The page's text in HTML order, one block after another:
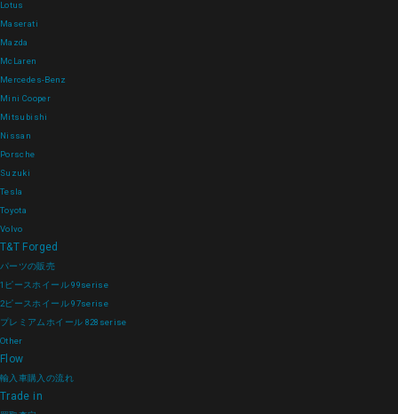
Lotus
Maserati
Mazda
McLaren
Mercedes-Benz
Mini Cooper
Mitsubishi
Nissan
Porsche
Suzuki
Tesla
Toyota
Volvo
T&T Forged
パーツの販売
1ピースホイール 99serise
2ピースホイール 97serise
プレミアムホイール 828serise
Other
Flow
輸入車購入の流れ
Trade in